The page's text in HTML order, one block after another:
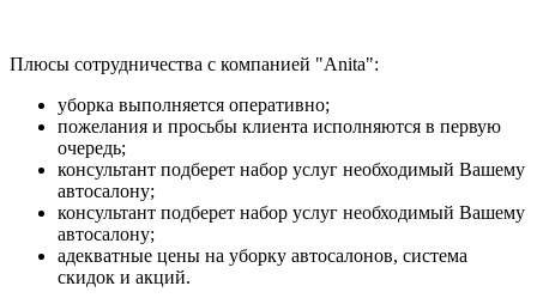
Плюсы сотрудничества с компанией "Anita":
уборка выполняется оперативно;
пожелания и просьбы клиента исполняются в первую
очередь;
консультант подберет набор услуг необходимый Вашему
автосалону;
консультант подберет набор услуг необходимый Вашему
автосалону;
адекватные цены на уборку автосалонов, система
скидок и акций.